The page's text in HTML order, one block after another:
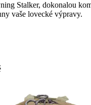
Stalker, dokonalou
vaše lovecké výpravy.